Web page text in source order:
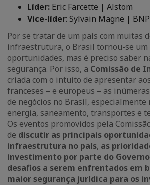
Líder: Eric Farcette | Alstom
Vice-líder: Sylvain Magne |
Por se tratar de um país com muitas
infraestrutura, o Brasil tornou-se um
oportunidades, mas é preciso saber
segurança. Por isso, a Comissão de
criada com o intuito de apresentar
franceses – e europeus – as
de negócios no Brasil, especialmente
energia, saneamento, transportes e
Os eventos promovidos pela
de discutir as principais
infraestrutura no país, as
investimento por parte do
desafios a serem enfrentados em
maior segurança jurídica para os